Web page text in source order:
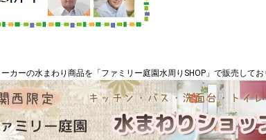
カーの水まわり商品を「ファミリー庭園水周りSHOP」で販売してお